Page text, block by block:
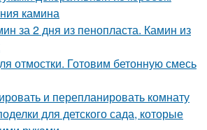
камина
за 2 дня из пенопласта. Камин из
отмостки. Готовим бетонную смесь
и перепланировать комнату
для детского сада, которые